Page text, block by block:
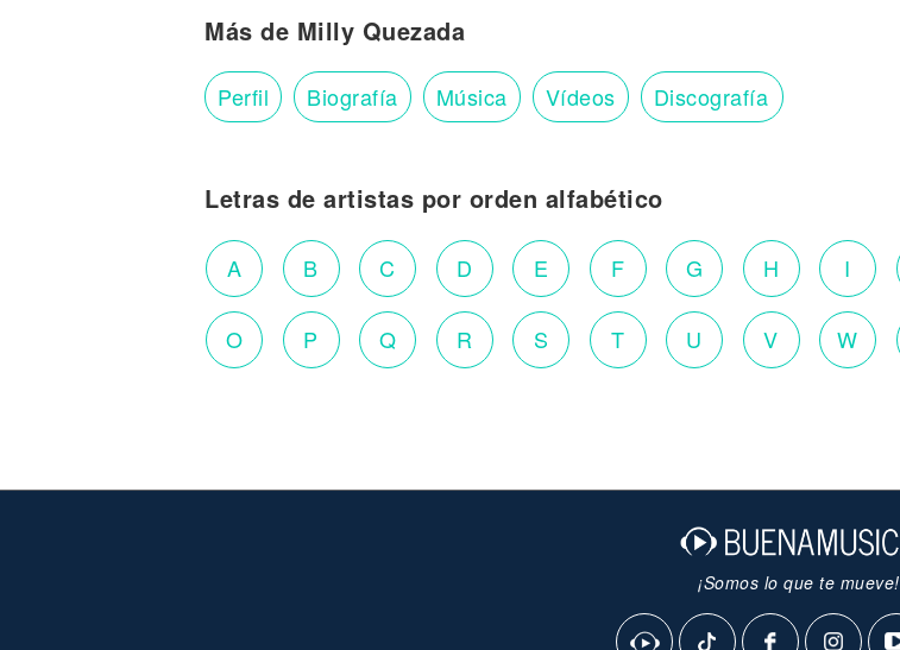
Más de Milly Quezada
Perfil Biografía Música Vídeos Discografía
Letras de artistas por orden alfabético
A B C D E F G H I
O P Q R S T U V W
¡Somos lo que te mueve!